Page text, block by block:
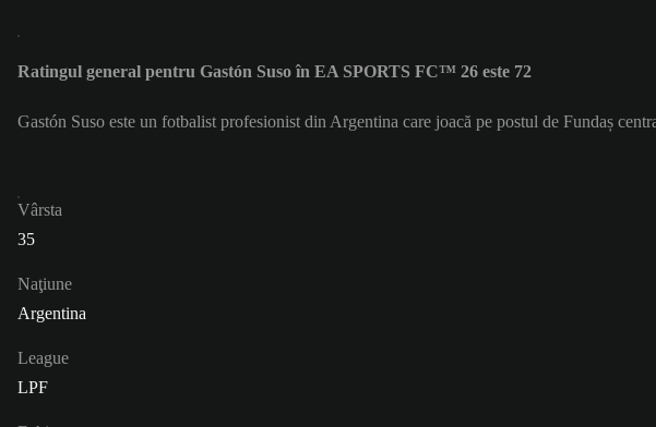
Ratingul general pentru Gastón Suso în EA SPORTS FC™ 26 este 72
Gastón Suso este un fotbalist profesionist din Argentina care joacă pe postul de Fundaș
Vârsta
35
Naţiune
Argentina
League
LPF